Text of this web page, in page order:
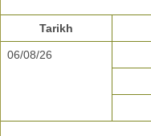
Tarikh
06/08/26